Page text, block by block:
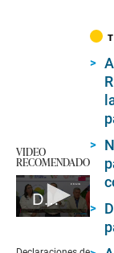
VIDEO
RECOMENDADO
Declaraciones de Otárola y Acuña
of